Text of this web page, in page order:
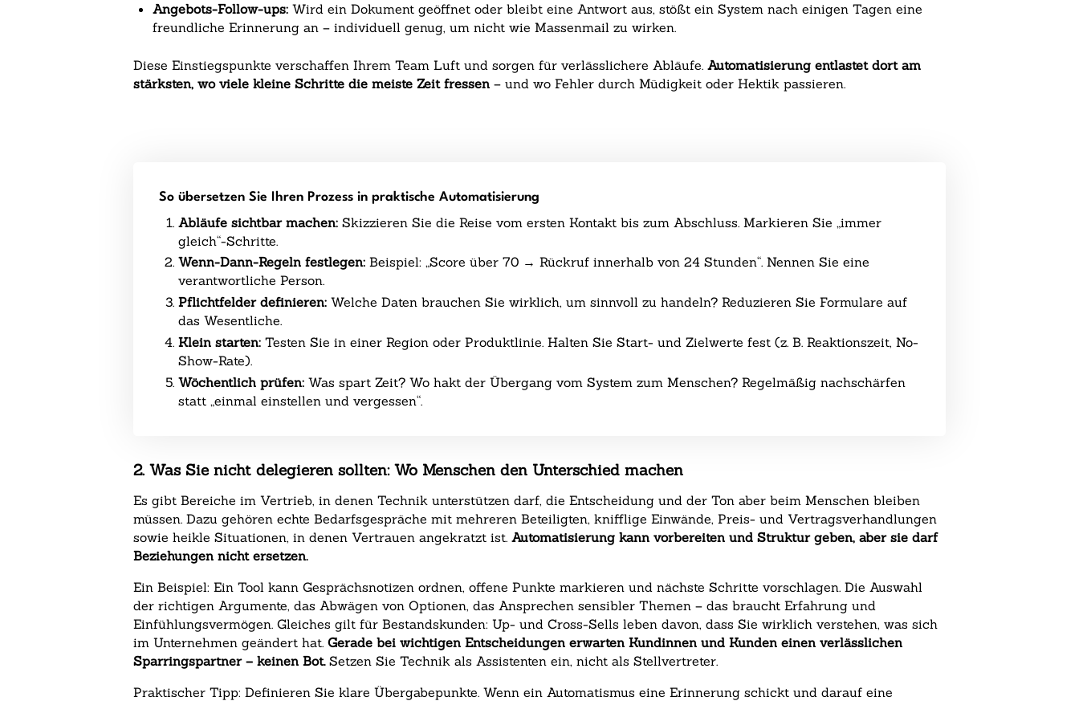
Angebots-Follow-ups: Wird ein Dokument geöffnet oder bleibt eine Antwort aus, stößt ein System nach einigen Tagen eine
freundliche Erinnerung an – individuell genug, um nicht wie Massenmail zu wirken.
Diese Einstiegspunkte verschaffen Ihrem Team Luft und sorgen für verlässlichere Abläufe.Automatisierung entlastet dort am
stärksten, wo viele kleine Schritte die meiste Zeit fressen – und wo Fehler durch Müdigkeit oder Hektik passieren.
So übersetzen Sie Ihren Prozess in praktische Automatisierung
Abläufe sichtbar machen:Skizzieren Sie die Reise vom ersten Kontakt bis zum Abschluss. Markieren Sie „immer
gleich“-Schritte.
Wenn-Dann-Regeln festlegen:Beispiel: „Score über 70 → Rückruf innerhalb von 24 Stunden“. Nennen Sie eine
verantwortliche Person.
Pflichtfelder definieren:Welche Daten brauchen Sie wirklich, um sinnvoll zu handeln? Reduzieren Sie Formulare auf
das Wesentliche.
Klein starten:Testen Sie in einer Region oder Produktlinie. Halten Sie Start- und Zielwerte fest (z. B. Reaktionszeit, No-
Show-Rate).
Wöchentlich prüfen:Was spart Zeit? Wo hakt der Übergang vom System zum Menschen? Regelmäßig nachschärfen
statt „einmal einstellen und vergessen“.
2. Was Sie nicht delegieren sollten: Wo Menschen den Unterschied machen
Es gibt Bereiche im Vertrieb, in denen Technik unterstützen darf, die Entscheidung und der Ton aber beim Menschen bleiben
müssen. Dazu gehören echte Bedarfsgespräche mit mehreren Beteiligten, knifflige Einwände, Preis- und Vertragsverhandlungen
sowie heikle Situationen, in denen Vertrauen angekratzt ist.Automatisierung kann vorbereiten und Struktur geben, aber sie darf
Beziehungen nicht ersetzen.
Ein Beispiel: Ein Tool kann Gesprächsnotizen ordnen, offene Punkte markieren und nächste Schritte vorschlagen. Die Auswahl
der richtigen Argumente, das Abwägen von Optionen, das Ansprechen sensibler Themen – das braucht Erfahrung und
Einfühlungsvermögen. Gleiches gilt für Bestandskunden: Up- und Cross-Sells leben davon, dass Sie wirklich verstehen, was sich
im Unternehmen geändert hat.Gerade bei wichtigen Entscheidungen erwarten Kundinnen und Kunden einen verlässlichen
Sparringspartner – keinen Bot.Setzen Sie Technik als Assistenten ein, nicht als Stellvertreter.
Praktischer Tipp: Definieren Sie klare Übergabepunkte. Wenn ein Automatismus eine Erinnerung schickt und darauf eine